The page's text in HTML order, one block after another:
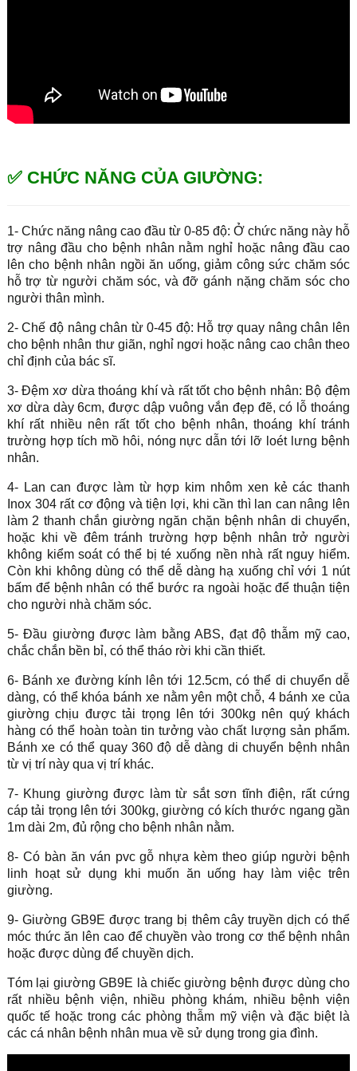
✅ CHỨC NĂNG CỦA GIƯỜNG:
1- Chức năng nâng cao đầu từ 0-85 độ: Ở chức năng này hỗ
trợ nâng đầu cho bệnh nhân nằm nghỉ hoặc nâng đầu cao
lên cho bệnh nhân ngồi ăn uống, giảm công sức chăm sóc
hỗ trợ từ người chăm sóc, và đỡ gánh nặng chăm sóc cho
người thân mình.
2- Chế độ nâng chân từ 0-45 độ: Hỗ trợ quay nâng chân lên
cho bệnh nhân thư giãn, nghỉ ngơi hoặc nâng cao chân theo
chỉ định của bác sĩ.
3- Đệm xơ dừa thoáng khí và rất tốt cho bệnh nhân: Bộ đệm
xơ dừa dày 6cm, được dập vuông vắn đẹp đẽ, có lỗ thoáng
khí rất nhiều nên rất tốt cho bệnh nhân, thoáng khí tránh
trường hợp tích mồ hôi, nóng nực dẫn tới lỡ loét lưng bệnh
nhân.
4- Lan can được làm từ hợp kim nhôm xen kẻ các thanh
Inox 304 rất cơ động và tiện lợi, khi cần thì lan can nâng lên
làm 2 thanh chắn giường ngăn chặn bệnh nhân di chuyển,
hoặc khi về đêm tránh trường hợp bệnh nhân trở người
không kiểm soát có thể bị té xuống nền nhà rất nguy hiểm.
Còn khi không dùng có thể dễ dàng hạ xuống chỉ với 1 nút
bấm để bệnh nhân có thể bước ra ngoài hoặc để thuận tiện
cho người nhà chăm sóc.
5- Đầu giường được làm bằng ABS, đạt độ thẫm mỹ cao,
chắc chắn bền bỉ, có thể tháo rời khi cần thiết.
6- Bánh xe đường kính lên tới 12.5cm, có thể di chuyển dễ
dàng, có thể khóa bánh xe nằm yên một chỗ, 4 bánh xe của
giường chịu được tải trọng lên tới 300kg nên quý khách
hàng có thể hoàn toàn tin tưởng vào chất lượng sản phẩm.
Bánh xe có thể quay 360 độ dễ dàng di chuyển bệnh nhân
từ vị trí này qua vị trí khác.
7- Khung giường được làm từ sắt sơn tĩnh điện, rất cứng
cáp tải trọng lên tới 300kg, giường có kích thước ngang gần
1m dài 2m, đủ rộng cho bệnh nhân nằm.
8- Có bàn ăn ván pvc gỗ nhựa kèm theo giúp người bệnh
linh hoạt sử dụng khi muốn ăn uống hay làm việc trên
giường.
9- Giường GB9E được trang bị thêm cây truyền dịch có thể
móc thức ăn lên cao để chuyền vào trong cơ thể bệnh nhân
hoặc được dùng để chuyền dịch.
Tóm lại giường GB9E là chiếc giường bệnh được dùng cho
rất nhiều bệnh viện, nhiều phòng khám, nhiều bệnh viện
quốc tế hoặc trong các phòng thẫm mỹ viện và đặc biệt là
các cá nhân bệnh nhân mua về sử dụng trong gia đình.